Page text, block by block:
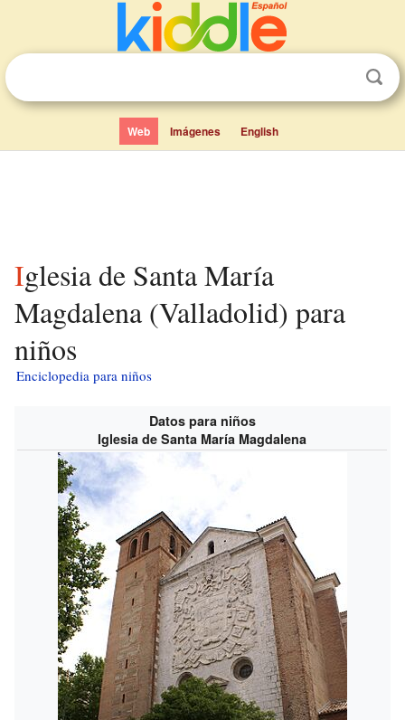
Web Imágenes English
Iglesia de Santa María
Magdalena (Valladolid) para
niños
Enciclopedia para niños
Datos para niños
Iglesia de Santa María Magdalena